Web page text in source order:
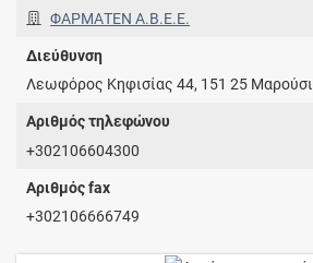
ΦΑΡΜΑΤΕΝ Α.Β.Ε.Ε.
Διεύθυνση
Λεωφόρος Κηφισίας 44, 151 25 Μαρούσι
Αριθμός τηλεφώνου
+302106604300
Αριθμός fax
+302106666749